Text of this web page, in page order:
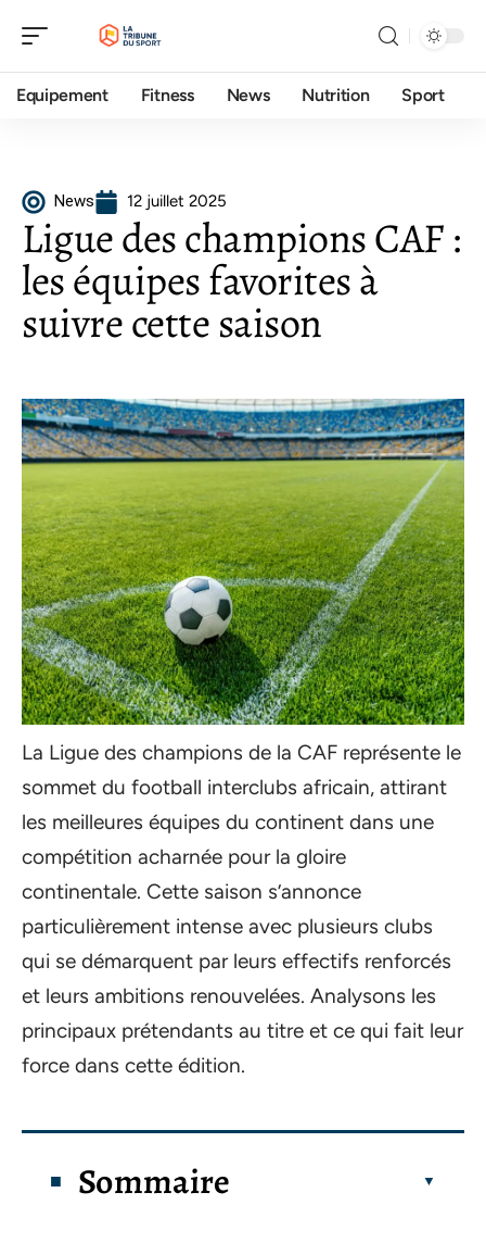
Equipement Fitness News Nutrition Sport
News 12 juillet 2025
Ligue des champions CAF :
les équipes favorites à
suivre cette saison
La Ligue des champions de la CAF représente le
sommet du football interclubs africain, attirant
les meilleures équipes du continent dans une
compétition acharnée pour la gloire
continentale. Cette saison s’annonce
particulièrement intense avec plusieurs clubs
qui se démarquent par leurs effectifs renforcés
et leurs ambitions renouvelées. Analysons les
principaux prétendants au titre et ce qui fait leur
force dans cette édition.
Sommaire